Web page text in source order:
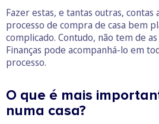
Fazer estas, e tantas outras, contas
processo de compra de casa bem
complicado. Contudo, não tem de
Finanças pode acompanhá-lo em
processo.
O que é mais
numa casa?